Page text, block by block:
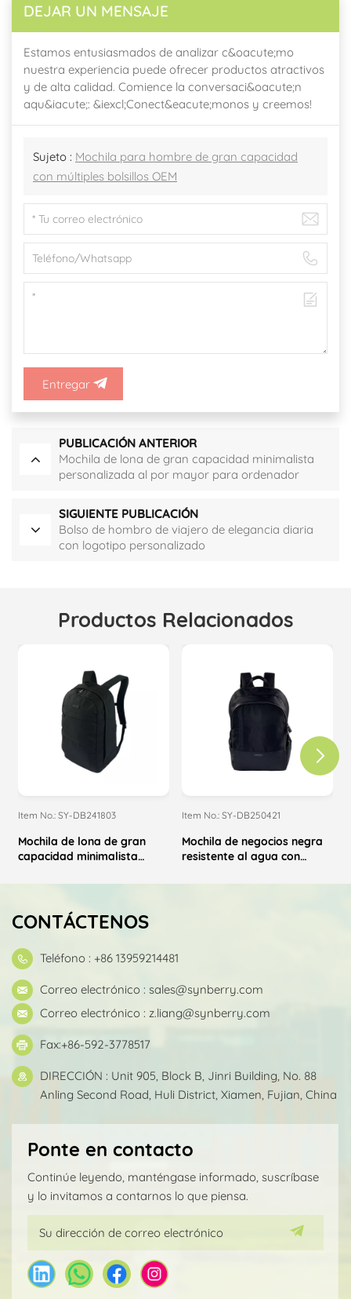
DEJAR UN MENSAJE
Estamos entusiasmados de analizar c&oacute;mo
nuestra experiencia puede ofrecer productos atractivos
y de alta calidad. Comience la conversaci&oacute;n
aqu&iacute;: &iexcl;Conect&eacute;monos y creemos!
Sujeto : Mochila para hombre de gran capacidad
con múltiples bolsillos OEM
Entregar
PUBLICACIÓN ANTERIOR
Mochila de lona de gran capacidad minimalista
personalizada al por mayor para ordenador
SIGUIENTE PUBLICACIÓN
Bolso de hombro de viajero de elegancia diaria
con logotipo personalizado
Productos Relacionados
Item No.: SY-DB241803
Mochila de lona de gran
capacidad minimalista
para ordenador portátil
Item No.: SY-DB250421
Mochila de negocios negra
resistente al agua con
CONTÁCTENOS
Teléfono : +86 13959214481
Correo electrónico : sales@synberry.com
Correo electrónico : z.liang@synberry.com
Fax:+86-592-3778517
DIRECCIÓN : Unit 905, Block B, Jinri Building, No. 88
Anling Second Road, Huli District, Xiamen, Fujian, China
Ponte en contacto
Continúe leyendo, manténgase informado, suscríbase
y lo invitamos a contarnos lo que piensa.